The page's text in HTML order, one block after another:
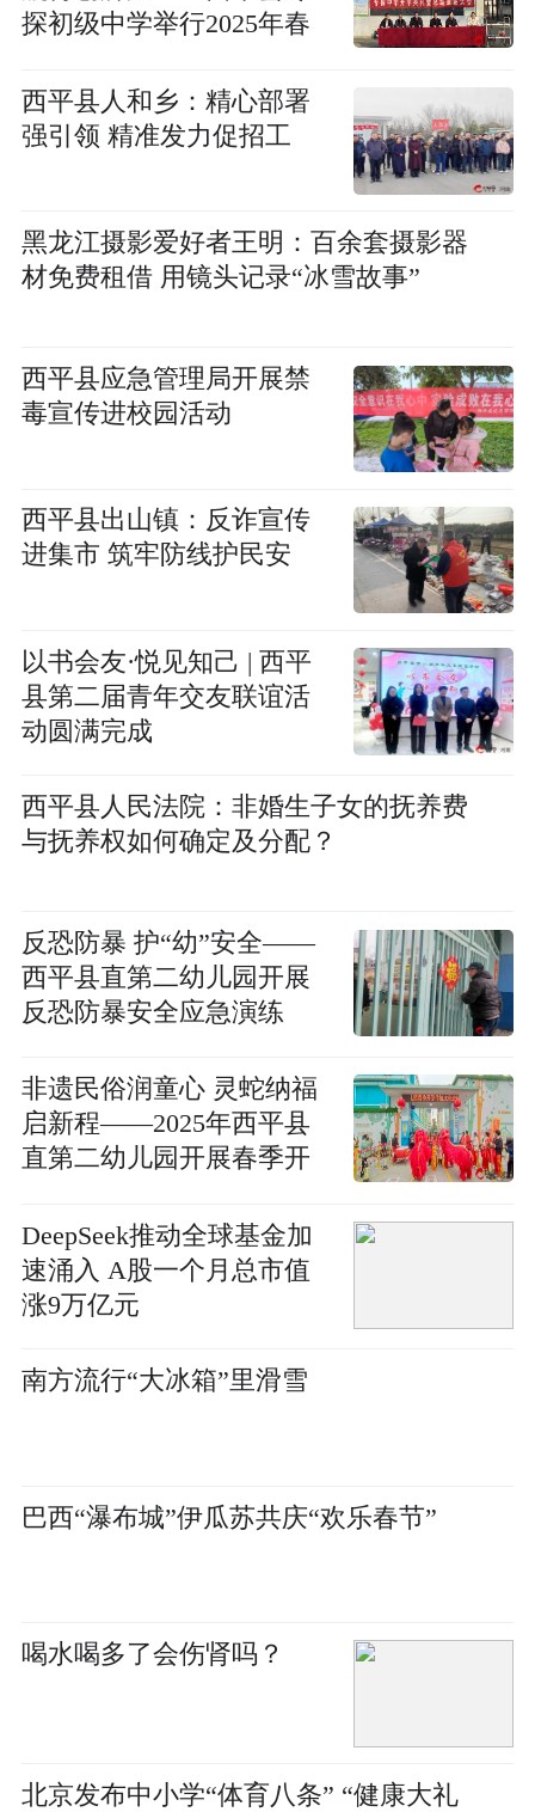
探初级中学举行2025年春
会
西平县人和乡：精心部署
强引领 精准发力促招工
黑龙江摄影爱好者王明：百余套摄影器
材免费租借 用镜头记录“冰雪故事”
西平县应急管理局开展禁
毒宣传进校园活动
西平县出山镇：反诈宣传
进集市 筑牢防线护民安
以书会友·悦见知己 | 西平
县第二届青年交友联谊活
动圆满完成
西平县人民法院：非婚生子女的抚养费
与抚养权如何确定及分配？
反恐防暴 护“幼”安全——
西平县直第二幼儿园开展
反恐防暴安全应急演练
非遗民俗润童心 灵蛇纳福
启新程——2025年西平县
直第二幼儿园开展春季开
DeepSeek推动全球基金加
速涌入 A股一个月总市值
涨9万亿元
南方流行“大冰箱”里滑雪
巴西“瀑布城”伊瓜苏共庆“欢乐春节”
喝水喝多了会伤肾吗？
北京发布中小学“体育八条” “健康大礼